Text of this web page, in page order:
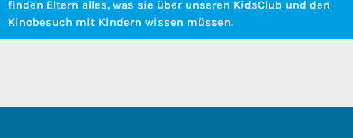
finden Eltern alles, was sie über unseren KidsClub und den
Kinobesuch mit Kindern wissen müssen.